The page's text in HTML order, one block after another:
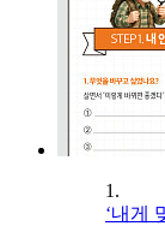
1.
‘내게